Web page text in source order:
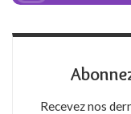
Recevez nos